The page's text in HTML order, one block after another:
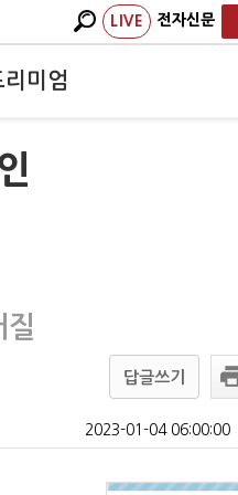
LIVE 전자신문
리미엄
답글쓰기
2023-01-04 06:00:00